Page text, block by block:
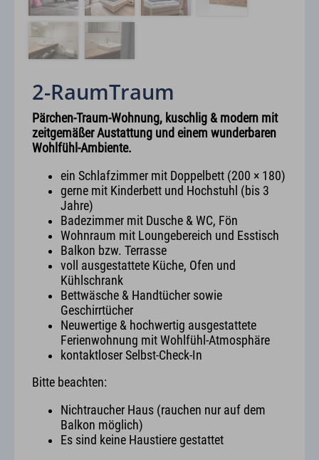
2-RaumTraum
Pärchen-Traum-Wohnung, kuschlig & modern mit
zeitgemäßer Austattung und einem wunderbaren
Wohlfühl-Ambiente.
ein Schlafzimmer mit Doppelbett (200 × 180)
gerne mit Kinderbett und Hochstuhl (bis 3
Jahre)
Badezimmer mit Dusche & WC, Fön
Wohnraum mit Loungebereich und Esstisch
Balkon bzw. Terrasse
voll ausgestattete Küche, Ofen und
Kühlschrank
Bettwäsche & Handtücher sowie
Geschirrtücher
Neuwertige & hochwertig ausgestattete
Ferienwohnung mit Wohlfühl-Atmosphäre
kontaktloser Selbst-Check-In
Bitte beachten:
Nichtraucher Haus (rauchen nur auf dem
Balkon möglich)
Es sind keine Haustiere gestattet